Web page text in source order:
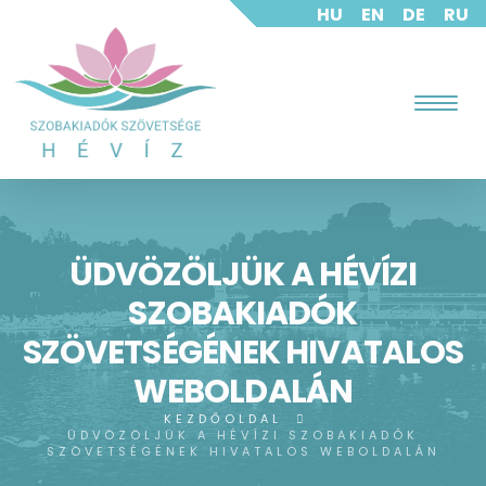
HU EN DE RU
ÜDVÖZÖLJÜK A HÉVÍZI
SZOBAKIADÓK
SZÖVETSÉGÉNEK HIVATALOS
WEBOLDALÁN
KEZDŐOLDAL
ÜDVÖZÖLJÜK A HÉVÍZI SZOBAKIADÓK
SZÖVETSÉGÉNEK HIVATALOS WEBOLDALÁN